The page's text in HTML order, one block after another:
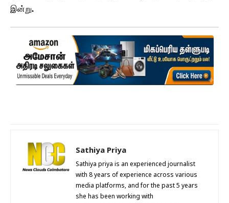
இன்று.
Sathiya Priya
Sathiya priya is an experienced journalist
with 8 years of experience across various
media platforms, and for the past 5 years
she has been working with